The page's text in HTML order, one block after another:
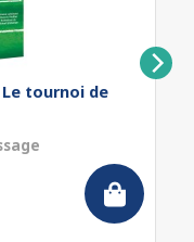
tournoi de